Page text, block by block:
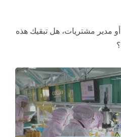
مدير مشتريات، هل تبقيك هذه